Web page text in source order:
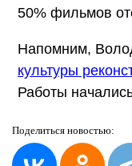
50% фильмов
Напомним,
культуры
Работы
Поделиться новостью: